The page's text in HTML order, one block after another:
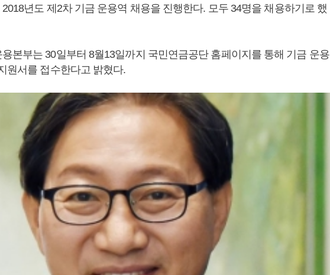
년도 제2차 기금 운용역 채용을 진행한다. 모두 34명을 채용하기로 했
본부는 30일부터 8월13일까지 국민연금공단 홈페이지를 통해 기금 운용
원서를 접수한다고 밝혔다.